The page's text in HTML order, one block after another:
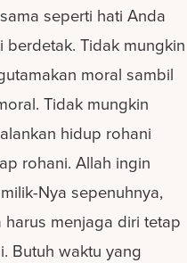
seperti hati Anda
Tidak mungkin
moral sambil
Tidak mungkin
hidup rohani
rohani. Allah ingin
Nya sepenuhnya,
menjaga diri tetap
Butuh waktu yang